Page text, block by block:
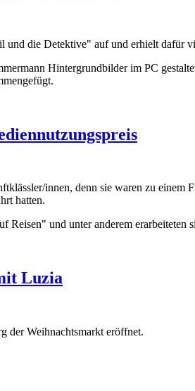
die Detektive" auf und erhielt dafür
Hintergrundbilder im PC
innen, denn sie waren zu
hatten.
Reisen" und unter anderem
Luzia
der Weihnachtsmarkt eröffnet.